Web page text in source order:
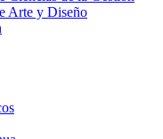
Arte y Diseño